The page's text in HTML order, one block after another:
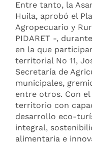
Entre tanto, la
Huila, aprobó el
Agropecuario y
PIDARET -,
en la que
territorial No 11,
Secretaría de
municipales,
entre otros. Con
territorio con
desarrollo eco-
integral,
alimentaria e